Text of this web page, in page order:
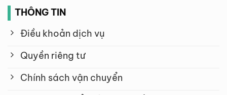
THÔNG TIN
Điều khoản dịch vụ
Quyền riêng tư
Chính sách vận chuyển